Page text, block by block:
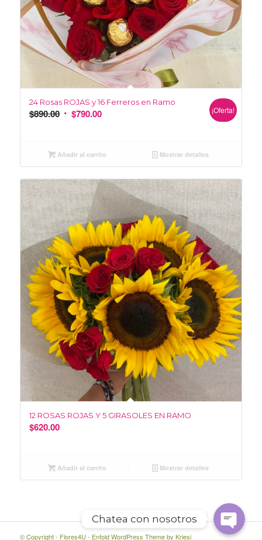
24 Rosas ROJAS y 16 Ferreros en Ramo
$890.00 $790.00 ¡Oferta!
Añadir al carrito Mostrar detalles
12 ROSAS ROJAS Y 5 GIRASOLES EN RAMO
$620.00
Añadir al carrito Mostrar detalles
© Copyright - Flores4U - Enfold WordPress Theme by Kriesi
Chatea con nosotros